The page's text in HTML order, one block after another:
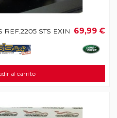
REF.2205 STS EXIN 69,99 €
al carrito